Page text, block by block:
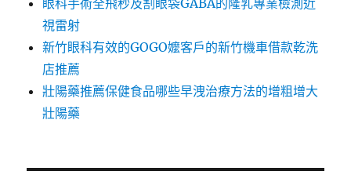
眼科手術全飛秒及割眼袋GABA的隆乳專業檢測近
視雷射
新竹眼科有效的GOGO嬤客戶的新竹機車借款乾洗
店推薦
壯陽藥推薦保健食品哪些早洩治療方法的增粗增大
壯陽藥